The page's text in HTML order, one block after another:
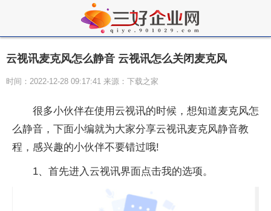
云视讯麦克风怎么静音 云视讯怎么关闭麦克风
时间：2022-12-28 09:17:41 来源：下载之家
很多小伙伴在使用云视讯的时候，想知道麦克风怎
么静音，下面小编就为大家分享云视讯麦克风静音教
程，感兴趣的小伙伴不要错过哦!
1、首先进入云视讯界面点击我的选项。